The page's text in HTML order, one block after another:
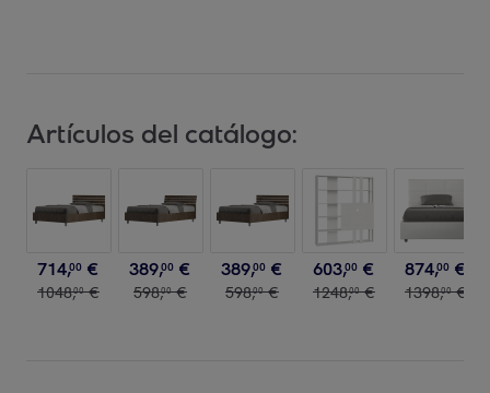
Artículos del catálogo:
714,00 €
1048,00 €
389,00 €
598,00 €
389,00 €
598,00 €
603,00 €
1248,00 €
874,00 €
1398,00 €